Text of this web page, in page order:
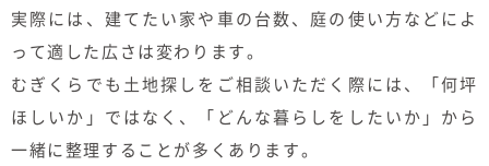
ニュース ブログ
イベント
オーナー様Q&A
実際には、建てたい家や車の台数、庭の使い方などによ
って適した広さは変わります。
むぎくらでも土地探しをご相談いただく際には、「何坪
ほしいか」ではなく、「どんな暮らしをしたいか」から
一緒に整理することが多くあります。